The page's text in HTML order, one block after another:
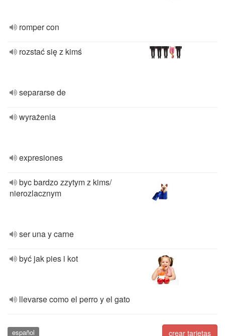
romper con
rozstać się z kimś
separarse de
wyrażenia
expresiones
byc bardzo zzytym z kims/
nierozlacznym
ser una y carne
być jak pies i kot
llevarse como el perro y el gato
crear tarjetas
español